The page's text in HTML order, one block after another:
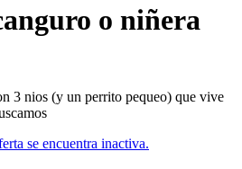
o niñera
3 nios (y un perrito pequeo) que vive
se encuentra inactiva.